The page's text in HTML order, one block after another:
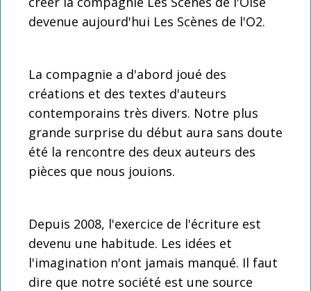
devenue aujourd'hui Les Scènes de l'O2.
La compagnie a d'abord joué des
créations et des textes d'auteurs
contemporains très divers. Notre plus
grande surprise du début aura sans doute
été la rencontre des deux auteurs des
pièces que nous jouions.
Depuis 2008, l'exercice de l'écriture est
devenu une habitude. Les idées et
l'imagination n'ont jamais manqué. Il faut
dire que notre société est une source